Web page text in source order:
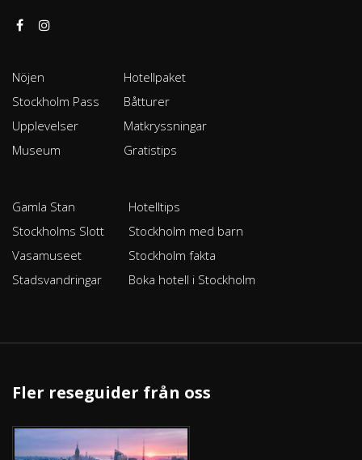
Nöjen
Stockholm Pass
Upplevelser
Museum
Hotellpaket
Båtturer
Matkryssningar
Gratistips
Gamla Stan
Stockholms Slott
Vasamuseet
Stadsvandringar
Hotelltips
Stockholm med barn
Stockholm fakta
Boka hotell i Stockholm
Fler reseguider från oss